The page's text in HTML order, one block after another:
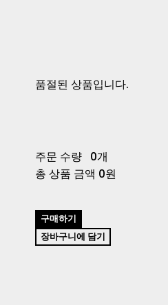
품절된 상품입니다.
주문 수량 0개
총 상품 금액 0원
구매하기
장바구니에 담기